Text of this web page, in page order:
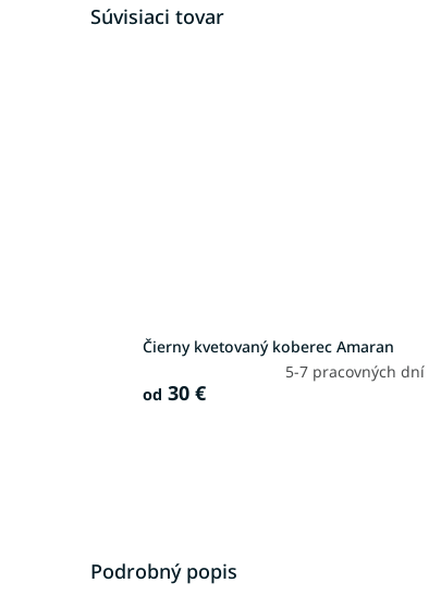
Súvisiaci tovar
Čierny kvetovaný koberec Amaran
5-7 pracovných dní
od 30 €
Podrobný popis